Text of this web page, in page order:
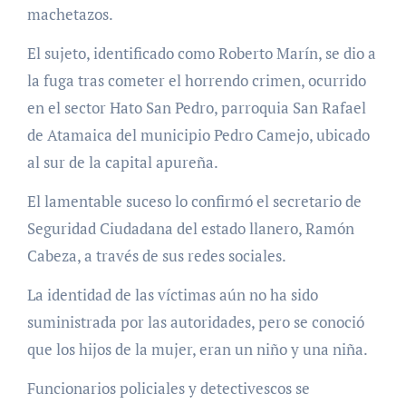
machetazos.
El sujeto, identificado como Roberto Marín, se dio a
la fuga tras cometer el horrendo crimen, ocurrido
en el sector Hato San Pedro, parroquia San Rafael
de Atamaica del municipio Pedro Camejo, ubicado
al sur de la capital apureña.
El lamentable suceso lo confirmó el secretario de
Seguridad Ciudadana del estado llanero, Ramón
Cabeza, a través de sus redes sociales.
La identidad de las víctimas aún no ha sido
suministrada por las autoridades, pero se conoció
que los hijos de la mujer, eran un niño y una niña.
Funcionarios policiales y detectivescos se